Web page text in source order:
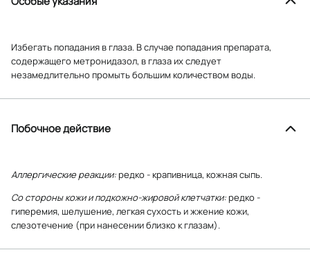
Избегать попадания в глаза. В случае попадания препарата,
содержащего метронидазол, в глаза их следует
незамедлительно промыть большим количеством воды.
Побочное действие
Аллергические реакции: редко - крапивница, кожная сыпь.
Со стороны кожи и подкожно-жировой клетчатки: редко -
гиперемия, шелушение, легкая сухость и жжение кожи,
слезотечение (при нанесении близко к глазам).